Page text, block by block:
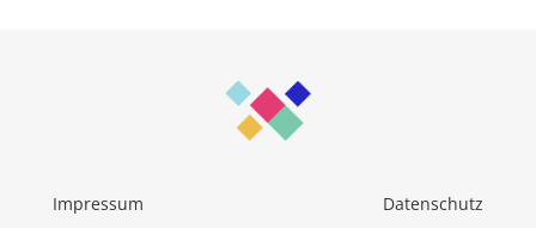
Impressum Datenschutz